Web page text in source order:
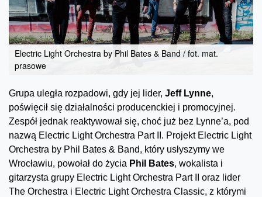
Electric Light Orchestra by Phil Bates & Band / fot. mat.
prasowe
Grupa uległa rozpadowi, gdy jej lider, Jeff Lynne,
poświęcił się działalności producenckiej i promocyjnej.
Zespół jednak reaktywował się, choć już bez Lynne’a, pod
nazwą Electric Light Orchestra Part II. Projekt Electric Light
Orchestra by Phil Bates & Band, który usłyszymy we
Wrocławiu, powołał do życia Phil Bates, wokalista i
gitarzysta grupy Electric Light Orchestra Part II oraz lider
The Orchestra i Electric Light Orchestra Classic, z którymi